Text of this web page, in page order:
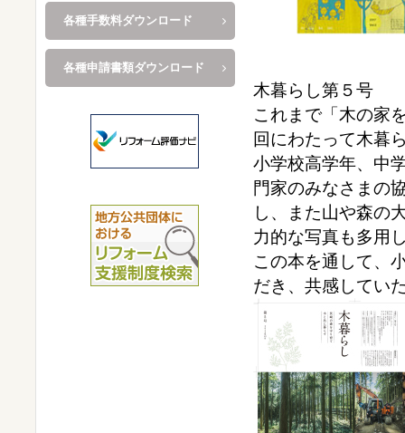
各種手数料ダウンロード
各種申請書類ダウンロード
木暮らし第５号
これまで「木の家
回にわたって木暮
小学校高学年、中
門家のみなさまの
し、また山や森の
力的な写真も多用
この本を通して、
だき、共感してい